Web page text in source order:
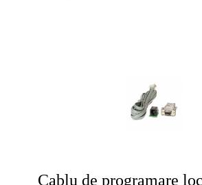
Cablu de programare